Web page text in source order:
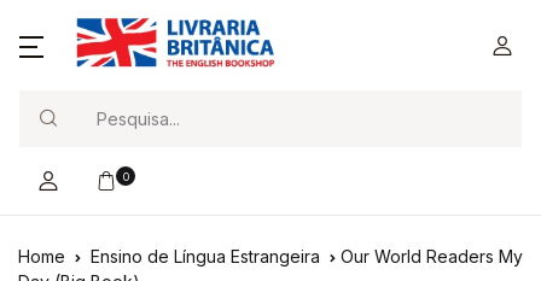
0
Home Ensino de Língua Estrangeira
Our World Readers My